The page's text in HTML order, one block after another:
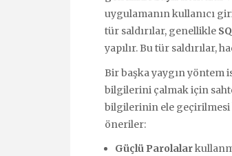
uygulamanın kullanıcı
tür saldırılar, genellikle
yapılır. Bu tür saldırılar,
Bir başka yaygın yöntem
bilgilerini çalmak için
bilgilerinin ele geçirilmesi
öneriler:
Güçlü Parolalar